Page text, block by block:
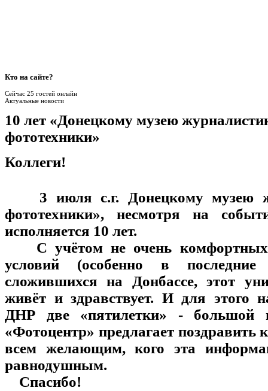
Кто на сайте?
Сейчас 25 гостей онлайн
Актуальные новости
10 лет «Донецкому музею
фототехники»
Коллеги!
3 июля с.г. Донецкому музею
фототехники», несмотря на
исполняется 10 лет.
С учётом не очень комфортных,
условий (особенно в
сложившихся на Донбассе, этот
живёт и здравствует. И для этого
ДНР две «пятилетки» - большой
«Фотоцентр» предлагает поздравить
всем желающим, кого эта
равнодушным.
Спасибо!